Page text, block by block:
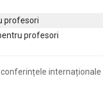
profesori
profesori
internaționale